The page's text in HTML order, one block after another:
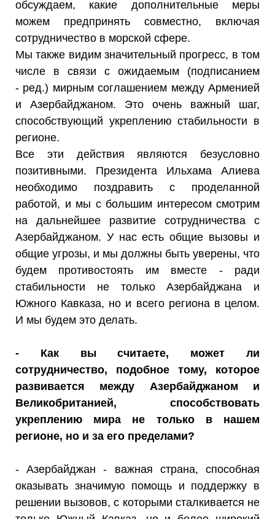
обсуждаем, какие дополнительные меры
можем предпринять совместно, включая
сотрудничество в морской сфере.
Мы также видим значительный прогресс, в том
числе в связи с ожидаемым (подписанием
- ред.) мирным соглашением между Арменией
и Азербайджаном. Это очень важный шаг,
способствующий укреплению стабильности в
регионе.
Все эти действия являются безусловно
позитивными. Президента Ильхама Алиева
необходимо поздравить с проделанной
работой, и мы с большим интересом смотрим
на дальнейшее развитие сотрудничества с
Азербайджаном. У нас есть общие вызовы и
общие угрозы, и мы должны быть уверены, что
будем противостоять им вместе - ради
стабильности не только Азербайджана и
Южного Кавказа, но и всего региона в целом.
И мы будем это делать.
- Как вы считаете, может ли
сотрудничество, подобное тому, которое
развивается между Азербайджаном и
Великобританией, способствовать
укреплению мира не только в нашем
регионе, но и за его пределами?
- Азербайджан - важная страна, способная
оказывать значимую помощь и поддержку в
решении вызовов, с которыми сталкивается не